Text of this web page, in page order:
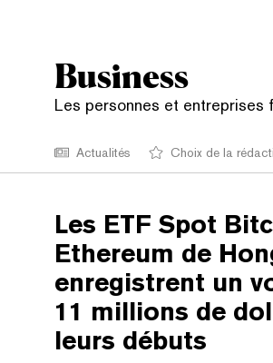
Business
Les personnes et entreprises
Actualités Choix de la
Les ETF Spot
Ethereum de
enregistrent un
11 millions de
leurs débuts